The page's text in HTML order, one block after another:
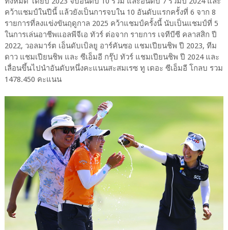
คว้าแชมป์ในปีนี้ แล้วยังเป็นการจบใน 10 อันดับแรกครั้งที่ 6 จาก 8
รายการที่ลงแข่งขันฤดูกาล 2025 คว้าแชมป์ครั้งนี้ นับเป็นแชมป์ที่ 5
ในการเล่นอาชีพแอลพีจีเอ ทัวร์ ต่อจาก รายการ เจทีบีซี คลาสสิก ปี
2022, วอลมาร์ต เอ็นดับเบิลยู อาร์คันซอ แชมเปียนชิพ ปี 2023, ทีม
ดาว แชมเปียนชิพ และ ซีเอ็มอี กรุ๊ป ทัวร์ แชมเปียนชิพ ปี 2024 และ
เลื่อนขึ้นไปนำอันดับหนึ่งคะแนนสะสมเรซ ทู เดอะ ซีเอ็มอี โกลบ รวม
1478.450 คะแนน